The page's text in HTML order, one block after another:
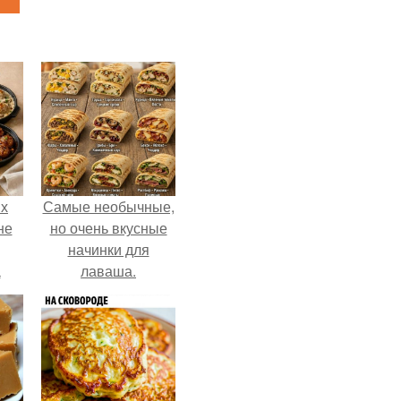
Самые необычные,
но очень вкусные
начинки для
лаваша.